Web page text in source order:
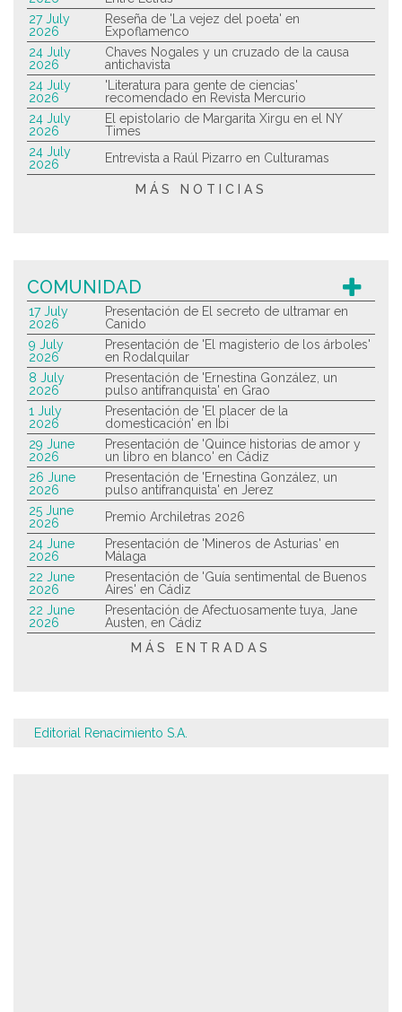
27 July
2026
Reseña de 'La vejez del poeta' en
Expoflamenco
24 July
2026
Chaves Nogales y un cruzado de la causa
antichavista
24 July
2026
'Literatura para gente de ciencias'
recomendado en Revista Mercurio
24 July
2026
El epistolario de Margarita Xirgu en el NY
Times
24 July
2026
Entrevista a Raúl Pizarro en Culturamas
MÁS NOTICIAS
COMUNIDAD
17 July
2026
Presentación de El secreto de ultramar en
Canido
9 July
2026
Presentación de 'El magisterio de los árboles'
en Rodalquilar
8 July
2026
Presentación de 'Ernestina González, un
pulso antifranquista' en Grao
1 July
2026
Presentación de 'El placer de la
domesticación' en Ibi
29 June
2026
Presentación de 'Quince historias de amor y
un libro en blanco' en Cádiz
26 June
2026
Presentación de 'Ernestina González, un
pulso antifranquista' en Jerez
25 June
2026
Premio Archiletras 2026
24 June
2026
Presentación de 'Mineros de Asturias' en
Málaga
22 June
2026
Presentación de 'Guía sentimental de Buenos
Aires' en Cádiz
22 June
2026
Presentación de Afectuosamente tuya, Jane
Austen, en Cádiz
MÁS ENTRADAS
Editorial Renacimiento S.A.